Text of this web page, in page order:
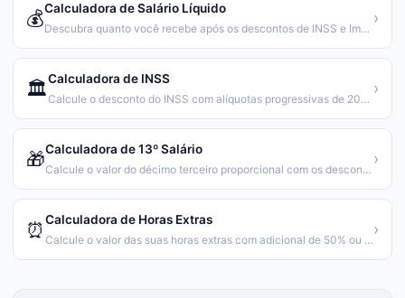
💰Calculadora de Salário Líquido
Descubra quanto você recebe após os descontos de INSS e Imposto de Renda.
›
🏛️Calculadora de INSS
Calcule o desconto do INSS com alíquotas progressivas de 2026.
›
🎁Calculadora de 13º Salário
Calcule o valor do décimo terceiro proporcional com os descontos.
›
⏰ Calculadora de Horas Extras
Calcule o valor das suas horas extras com adicional de 50% ou 100%.
›